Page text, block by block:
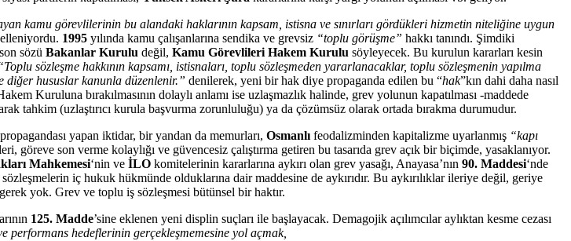
kamu görevlilerinin bu alandaki haklarının kapsam, istisna ve sınırları gördükleri hizmetin niteliğine uygun
1995 yılında kamu çalışanlarına sendika ve grevsiz “toplu görüşme” hakkı tanındı. Şimdiki
sözü Bakanlar Kurulu değil, Kamu Görevlileri Hakem Kurulu söyleyecek. Bu kurulun kararları kesin
sözleşme hakkının kapsamı, istisnaları, toplu sözleşmeden yararlanacaklar, toplu sözleşmenin yapılma
diğer hususlar kanunla düzenlenir.” denilerek, yeni bir hak diye propaganda edilen bu “hak”kın dahi daha nasıl
Kuruluna bırakılmasının dolaylı anlamı ise uzlaşmazlık halinde, grev yolunun kapatılması -maddede
tahkim (uzlaştırıcı kurula başvurma zorunluluğu) ya da çözümsüz olarak ortada bırakma durumudur.
yapan iktidar, bir yandan da memurları, Osmanlı feodalizminden kapitalizme uyarlanmış “kapı
göreve son verme kolaylığı ve güvencesiz çalıştırma getiren bu tasarıda grev açık bir biçimde, yasaklanıyor.
Mahkemesi‘nin ve İLO komitelerinin kararlarına aykırı olan grev yasağı, Anayasa’nın 90. Maddesi‘nde
sözleşmelerin iç hukuk hükmünde olduklarına dair maddesine de aykırıdır. Bu aykırılıklar ileriye değil, geriye
yok. Grev ve toplu iş sözleşmesi bütünsel bir haktır.
125. Madde’sine eklenen yeni displin suçları ile başlayacak. Demagojik açılımcılar aylıktan kesme cezası
performans hedeflerinin gerçekleşmemesine yol açmak,